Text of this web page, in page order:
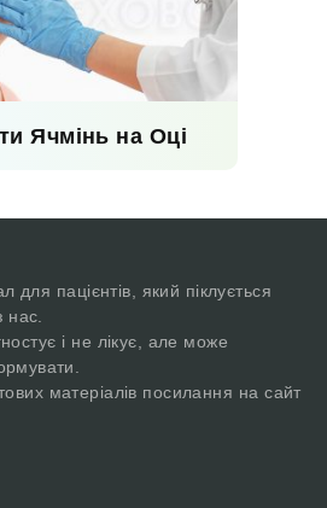
Ячмінь на Оці
пацієнтів, який піклується
нас.
і не лікує, але може
матеріалів посилання на сайт